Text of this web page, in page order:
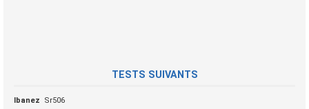
TESTS SUIVANTS
Ibanez
Sr506